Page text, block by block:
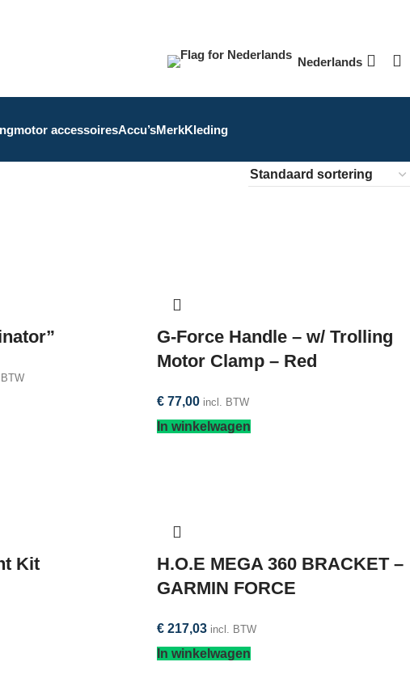
Nederlands
accessoiresAccu’sMerkKleding
G-Force Handle – w/ Trolling
Motor Clamp – Red
€77,00 incl. BTW
In winkelwagen
Kit
H.O.E MEGA 360 BRACKET –
GARMIN FORCE
€217,03 incl. BTW
In winkelwagen